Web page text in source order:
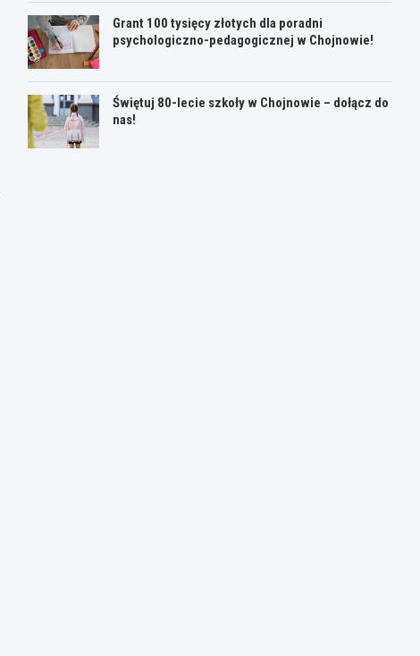
Grant 100 tysięcy złotych dla poradni
psychologiczno-pedagogicznej w Chojnowie!
Świętuj 80-lecie szkoły w Chojnowie – dołącz do
nas!